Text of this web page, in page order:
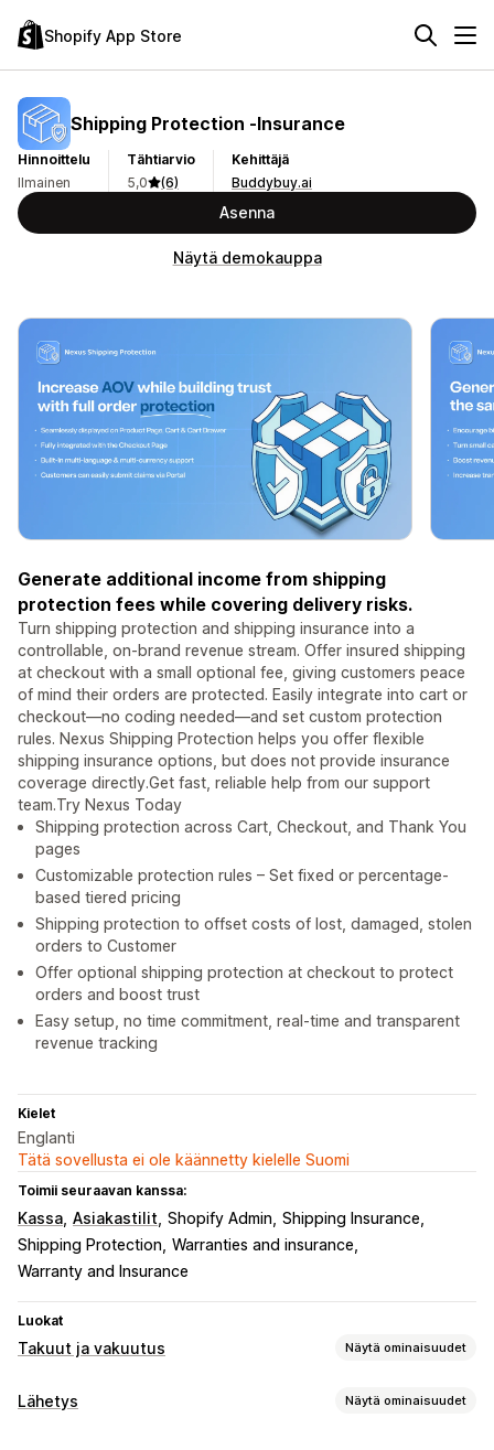
Shopify App Store
Shipping Protection ‑Insurance
Hinnoittelu
Ilmainen
Tähtiarvio
5,0
(6)
Kehittäjä
Buddybuy.ai
Asenna
Näytä demokauppa
Generate additional income from shipping
protection fees while covering delivery risks.
Turn shipping protection and shipping insurance into a
controllable, on-brand revenue stream. Offer insured shipping
at checkout with a small optional fee, giving customers peace
of mind their orders are protected. Easily integrate into cart or
checkout—no coding needed—and set custom protection
rules. Nexus Shipping Protection helps you offer flexible
shipping insurance options, but does not provide insurance
coverage directly.Get fast, reliable help from our support
team.Try Nexus Today
Shipping protection across Cart, Checkout, and Thank You
pages
Customizable protection rules – Set fixed or percentage-
based tiered pricing
Shipping protection to offset costs of lost, damaged, stolen
orders to Customer
Offer optional shipping protection at checkout to protect
orders and boost trust
Easy setup, no time commitment, real-time and transparent
revenue tracking
Kielet
Englanti
Tätä sovellusta ei ole käännetty kielelle Suomi
Toimii seuraavan kanssa:
Kassa Asiakastilit Shopify Admin Shipping Insurance
Shipping Protection Warranties and insurance
Warranty and Insurance
Luokat
Takuut ja vakuutus Näytä ominaisuudet
Vakuutustyyppi
Lähetys Näytä ominaisuudet